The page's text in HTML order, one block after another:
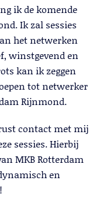
ik de komende
Ik zal sessies
het netwerken
winstgevend en
kan ik zeggen
tot netwerker
Rijnmond.
contact met mij
sessies. Hierbij
MKB Rotterdam
en